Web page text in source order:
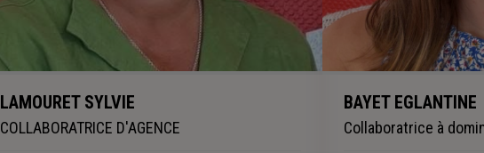
LAMOURET SYLVIE
COLLABORATRICE D'AGENCE
BAYET EGLANTINE
Collaboratrice à